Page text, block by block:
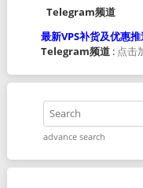
Telegram频道
最新VPS补货及优惠
Telegram频道: 点击
advance search